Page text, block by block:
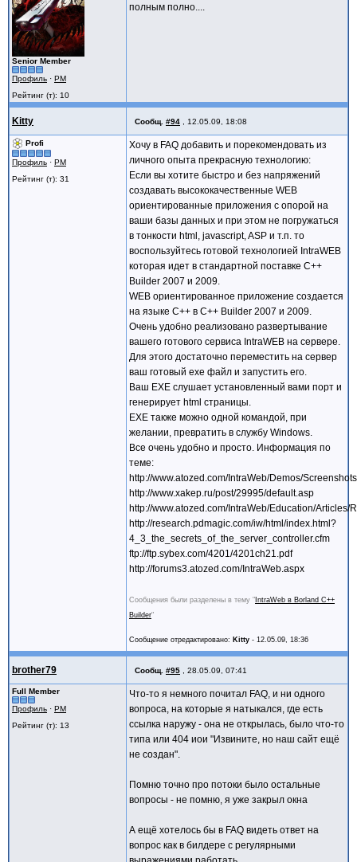
Senior Member
Профиль · PM
Рейтинг (т): 10
полным полно....
Kitty Сообщ. #94 12.05.09, 18:08
Profi
Профиль · PM
Рейтинг (т): 31
Хочу в FAQ добавить и порекомендовать из
личного опыта прекрасную технологию:
Если вы хотите быстро и без напряжений
создавать высококачественные WEB
ориентированные приложения с опорой на
ваши базы данных и при этом не погружаться
в тонкости html, javascript, ASP и т.п. то
воспользуйтесь готовой технологией IntraWEB
которая идет в стандартной поставке С++
Builder 2007 и 2009.
WEB ориентированное приложение создается
на языке С++ в С++ Builder 2007 и 2009.
Очень удобно реализовано развертывание
вашего готового сервиса IntraWEB на сервере.
Для этого достаточно переместить на сервер
ваш готовый exe файл и запустить его.
Ваш EXE слушает установленный вами порт и
генерирует html страницы.
EXE также можно одной командой, при
желании, превратить в службу Windows.
Все очень удобно и просто. Информация по
теме:
http://www.atozed.com/IntraWeb/Demos/
http://www.xakep.ru/post/29995/default.asp
http://www.atozed.com/IntraWeb/Education/Articles/
http://research.pdmagic.com/iw/html/index.html?
4_3_the_secrets_of_the_server_controller.cfm
ftp://ftp.sybex.com/4201/4201ch21.pdf
http://forums3.atozed.com/IntraWeb.aspx
Сообщения были разделены в тему " IntraWeb в Borland C++
Builder"
Сообщение отредактировано: Kitty - 12.05.09, 18:36
brother79 Сообщ. #95 28.05.09, 07:41
Full Member
Профиль · PM
Рейтинг (т): 13
Что-то я немного почитал FAQ, и ни одного
вопроса, на которые я натыкался, где есть
ссылка наружу - она не открылась, было что-то
типа или 404 иои "Извините, но наш сайт ещё
не создан".
Помню точно про потоки было остальные
вопросы - не помню, я уже закрыл окна
А ещё хотелось бы в FAQ видеть ответ на
вопрос как в билдере с регулярными